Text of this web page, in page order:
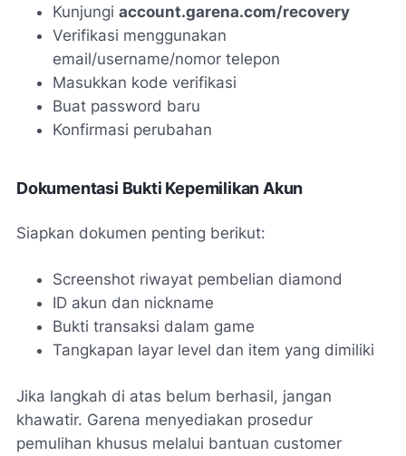
Kunjungi account.garena.com/recovery
Verifikasi menggunakan
email/username/nomor telepon
Masukkan kode verifikasi
Buat password baru
Konfirmasi perubahan
Dokumentasi Bukti Kepemilikan Akun
Siapkan dokumen penting berikut:
Screenshot riwayat pembelian diamond
ID akun dan nickname
Bukti transaksi dalam game
Tangkapan layar level dan item yang dimiliki
Jika langkah di atas belum berhasil, jangan
khawatir. Garena menyediakan prosedur
pemulihan khusus melalui bantuan customer